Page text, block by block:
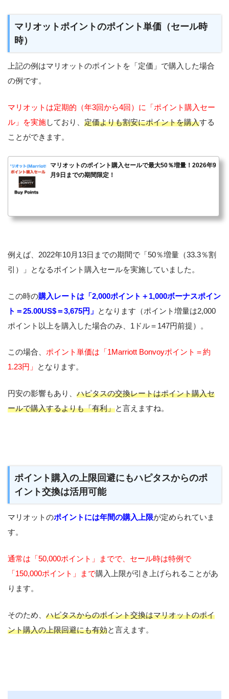
マリオットポイントのポイント単価（セール時
時）
上記の例はマリオットのポイントを「定価」で購入した場合
の例です。
マリオットは定期的（年3回から4回）に「ポイント購入セー
ル」を実施しており、 定価よりも割安にポイントを購入する
ことができます。
マリオットのポイント購入セールで最大50％増量！2026年9
月9日までの期間限定！
例えば、2022年10月13日までの期間で「50％増量（33.3％割
引）」となるポイント購入セールを実施していました。
この時の購入レートは「2,000ポイント＋1,000ボーナスポイン
ト＝25.00US$＝3,675円」 となります（ポイント増量は2,000
ポイント以上を購入した場合のみ、1ドル＝147円前提）。
この場合、 ポイント単価は「1Marriott Bonvoyポイント＝約
1.23円」
となります。
円安の影響もあり、 ハピタスの交換レートはポイント購入セ
ールで購入するよりも「有利」と言えますね。
ポイント購入の上限回避にもハピタスからのポ
イント交換は活用可能
マリオットのポイントには年間の購入上限が定められていま
す。
通常は「50,000ポイント」までで、セール時は特例で
「150,000ポイント」まで購入上限が引き上げられることがあ
ります。
そのため、 ハピタスからのポイント交換はマリオットのポイ
ント購入の上限回避にも有効と言えます。